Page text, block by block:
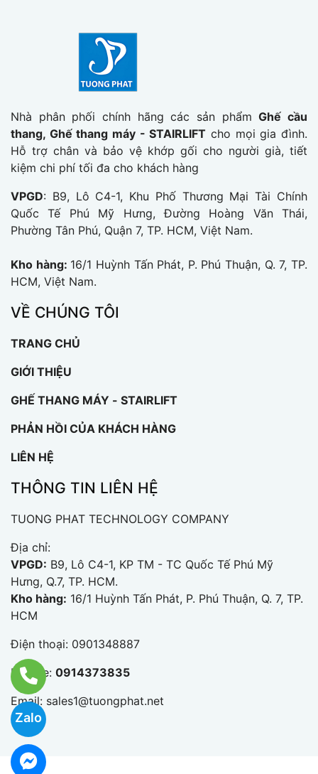
Zalo
Nhà phân phối chính hãng các sản phẩmGhế cầu
thang, Ghế thang máy - STAIRLIFT cho mọi gia đình.
Hỗ trợ chân và bảo vệ khớp gối cho người già, tiết
kiệm chi phí tối đa cho khách hàng
VPGD: B9, Lô C4-1, Khu Phố Thương Mại Tài Chính
Quốc Tế Phú Mỹ Hưng, Đường Hoàng Văn Thái,
Phường Tân Phú, Quận 7, TP. HCM, Việt Nam.
Kho hàng: 16/1 Huỳnh Tấn Phát, P. Phú Thuận, Q. 7, TP.
HCM, Việt Nam.
VỀ CHÚNG TÔI
TRANG CHỦ
GIỚI THIỆU
GHẾ THANG MÁY - STAIRLIFT
PHẢN HỒI CỦA KHÁCH HÀNG
LIÊN HỆ
THÔNG TIN LIÊN HỆ
TUONG PHAT TECHNOLOGY COMPANY
Địa chỉ:
VPGD: B9, Lô C4-1, KP TM - TC Quốc Tế Phú Mỹ
Hưng, Q.7, TP. HCM.
Kho hàng: 16/1 Huỳnh Tấn Phát, P. Phú Thuận, Q. 7, TP.
HCM
Điện thoại: 0901348887
Hotline: 0914373835
Email: sales1@tuongphat.net